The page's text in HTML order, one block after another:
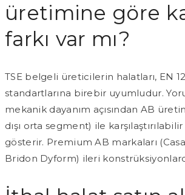
üretimine göre
farkı var mı?
TSE belgeli üreticilerin halatları, EN
standartlarına birebir uyumludur.
mekanik dayanım açısından AB
dışı orta segment) ile
gösterir. Premium AB markaları
Bridon Dyform) ileri